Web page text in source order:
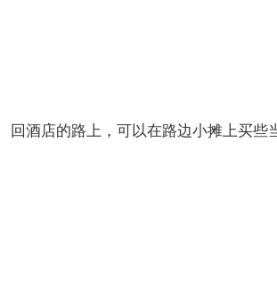
回酒店的路上，可以在路边小摊上买些